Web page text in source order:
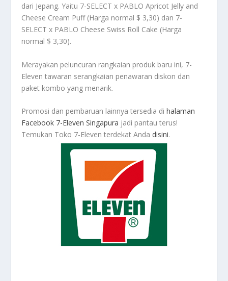
dari Jepang. Yaitu 7-SELECT x PABLO Apricot Jelly and
Cheese Cream Puff (Harga normal $ 3,30) dan 7-
SELECT x PABLO Cheese Swiss Roll Cake (Harga
normal $ 3,30).
Merayakan peluncuran rangkaian produk baru ini, 7-
Eleven tawaran serangkaian penawaran diskon dan
paket kombo yang menarik.
Promosi dan pembaruan lainnya tersedia dihalaman
Facebook 7-Eleven Singapura jadi pantau terus!
Temukan Toko 7-Eleven terdekat Anda disini.